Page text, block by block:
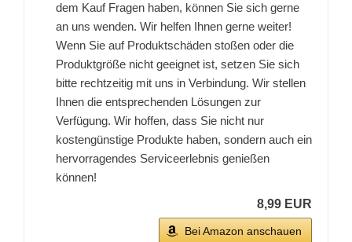
dem Kauf Fragen haben, können Sie sich gerne
an uns wenden. Wir helfen Ihnen gerne weiter!
Wenn Sie auf Produktschäden stoßen oder die
Produktgröße nicht geeignet ist, setzen Sie sich
bitte rechtzeitig mit uns in Verbindung. Wir stellen
Ihnen die entsprechenden Lösungen zur
Verfügung. Wir hoffen, dass Sie nicht nur
kostengünstige Produkte haben, sondern auch ein
hervorragendes Serviceerlebnis genießen
können!
8,99 EUR
Bei Amazon anschauen